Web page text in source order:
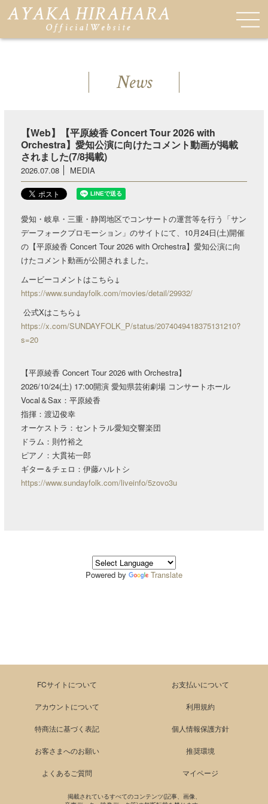
News
【Web】【平原綾香 Concert Tour 2026 with
Orchestra】愛知公演に向けたコメント動画が掲載
されました(7/8掲載)
2026.07.08 MEDIA
愛知・岐阜・三重・静岡地区でコンサートの運営等を行う「サン
デーフォークプロモーション」のサイトにて、10月24日(土)開催
の【平原綾香 Concert Tour 2026 with Orchestra】愛知公演に向
けたコメント動画が公開されました。
ムービーコメントはこちら↓
https://www.sundayfolk.com/movies/detail/29932/
公式Xはこちら↓
https://x.com/SUNDAYFOLK_P/status/2074049418375131210?
s=20
【平原綾香 Concert Tour 2026 with Orchestra】
2026/10/24(土) 17:00開演 愛知県芸術劇場 コンサートホール
Vocal＆Sax：平原綾香
指揮：渡辺俊幸
オーケストラ：セントラル愛知交響楽団
ドラム：則竹裕之
ピアノ：大貫祐一郎
ギター＆チェロ：伊藤ハルトシ
https://www.sundayfolk.com/liveinfo/5zovo3u
Powered by Translate
FCサイトについて お支払いについて
アカウントについて 利用規約
特商法に基づく表記 個人情報保護方針
お客さまへのお願い 推奨環境
よくあるご質問 マイページ
掲載されているすべてのコンテンツ(記事、画像、